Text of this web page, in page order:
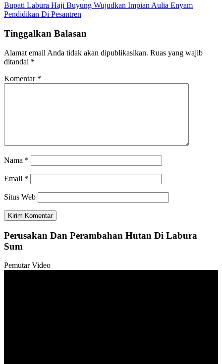
Bupati Labura Haji Buyung Wujudkan Impian Aulia Enyam
Pendidikan Di Pesantren
Tinggalkan Balasan
Alamat email Anda tidak akan dipublikasikan. Ruas yang wajib
ditandai *
Komentar *
Nama *
Email *
Situs Web
Perusakan Dan Perambahan Hutan Di Labura
Sum
Pemutar Video